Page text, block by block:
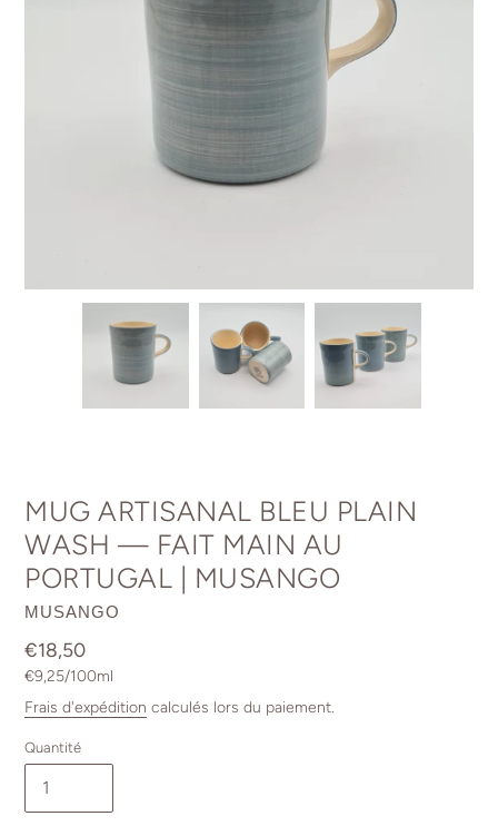
MUG ARTISANAL BLEU PLAIN
WASH — FAIT MAIN AU
PORTUGAL | MUSANGO
DISTRIBUTEUR
MUSANGO
Prix
normal
€18,50
Prix
unitaire
€9,25/par
100ml
Frais d'expédition calculés lors du paiement.
Quantité